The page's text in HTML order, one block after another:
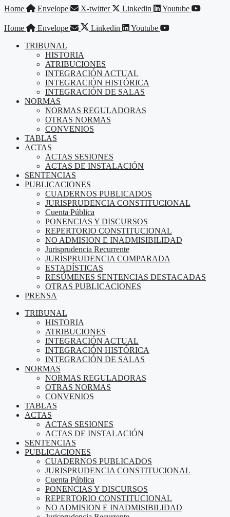
Saltar
contenido
Home Envelope X-twitter Linkedin Youtube
Home Envelope Linkedin
Youtube
TRIBUNAL
HISTORIA
ATRIBUCIONES
INTEGRACIÓN ACTUAL
INTEGRACIÓN HISTÓRICA
INTEGRACIÓN DE SALAS
NORMAS
NORMAS REGULADORAS
OTRAS NORMAS
CONVENIOS
TABLAS
ACTAS
ACTAS SESIONES
ACTAS DE INSTALACIÓN
SENTENCIAS
PUBLICACIONES
CUADERNOS PUBLICADOS
JURISPRUDENCIA CONSTITUCIONAL
Cuenta Pública
PONENCIAS Y DISCURSOS
REPERTORIO CONSTITUCIONAL
NO ADMISION E INADMISIBILIDAD
Jurisprudencia Recurrente
JURISPRUDENCIA COMPARADA
ESTADÍSTICAS
RESÚMENES SENTENCIAS DESTACADAS
OTRAS PUBLICACIONES
PRENSA
TRIBUNAL
HISTORIA
ATRIBUCIONES
INTEGRACIÓN ACTUAL
INTEGRACIÓN HISTÓRICA
INTEGRACIÓN DE SALAS
NORMAS
NORMAS REGULADORAS
OTRAS NORMAS
CONVENIOS
TABLAS
ACTAS
ACTAS SESIONES
ACTAS DE INSTALACIÓN
SENTENCIAS
PUBLICACIONES
CUADERNOS PUBLICADOS
JURISPRUDENCIA CONSTITUCIONAL
Cuenta Pública
PONENCIAS Y DISCURSOS
REPERTORIO CONSTITUCIONAL
NO ADMISION E INADMISIBILIDAD